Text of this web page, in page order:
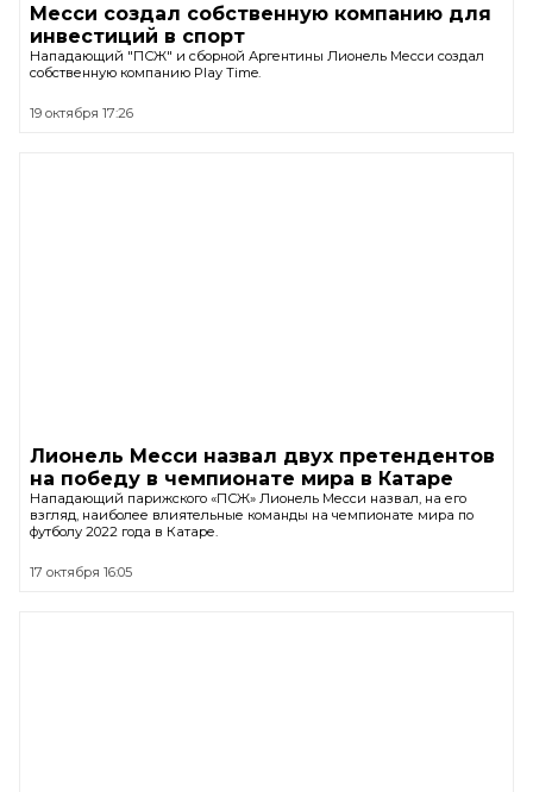
Месси создал собственную компанию для
инвестиций в спорт
Нападающий "ПСЖ" и сборной Аргентины Лионель Месси создал
собственную компанию Play Time.
19 октября 17:26
Лионель Месси назвал двух претендентов
на победу в чемпионате мира в Катаре
Нападающий парижского «ПСЖ» Лионель Месси назвал, на его
взгляд, наиболее влиятельные команды на чемпионате мира по
футболу 2022 года в Катаре.
17 октября 16:05